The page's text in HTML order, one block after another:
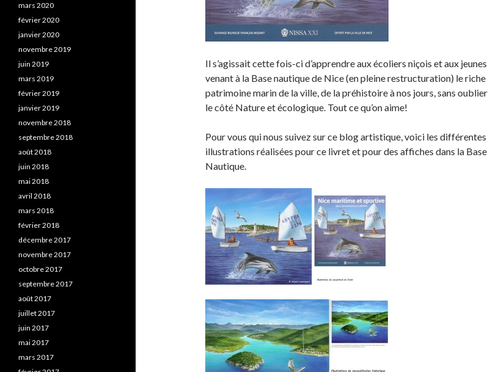
Il s’agissait cette fois-ci d’apprendre aux écoliers niçois et aux jeunes
venant à la Base nautique de Nice (en pleine restructuration) le riche
patrimoine marin de la ville, de la préhistoire à nos jours, sans oublier
le côté Nature et écologique. Tout ce qu’on aime!
Pour vous qui nous suivez sur ce blog artistique, voici les différentes
illustrations réalisées pour ce livret et pour des affiches dans la Base
Nautique.
mars 2020
février 2020
janvier 2020
novembre 2019
juin 2019
mars 2019
février 2019
janvier 2019
novembre 2018
septembre 2018
août 2018
juin 2018
mai 2018
avril 2018
mars 2018
février 2018
décembre 2017
novembre 2017
octobre 2017
septembre 2017
août 2017
juillet 2017
juin 2017
mai 2017
mars 2017